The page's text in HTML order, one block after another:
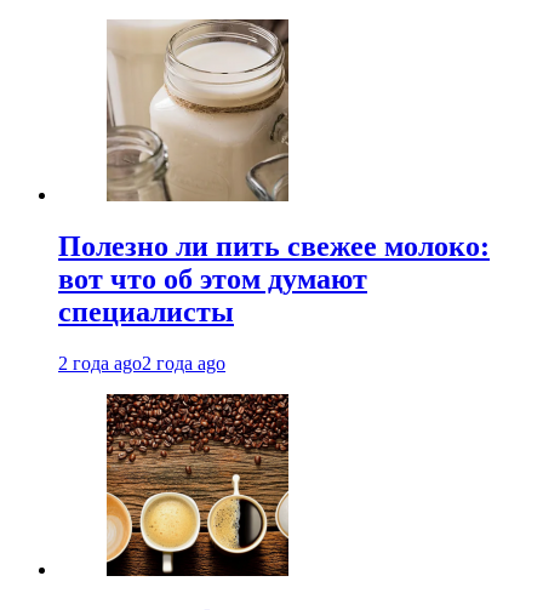
Полезно ли пить свежее молоко:
вот что об этом думают
специалисты
2 года ago2 года ago